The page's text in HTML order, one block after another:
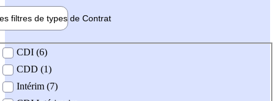
filtres de types de Contrat
contrat
CDI (6)
CDD (1)
Intérim (7)